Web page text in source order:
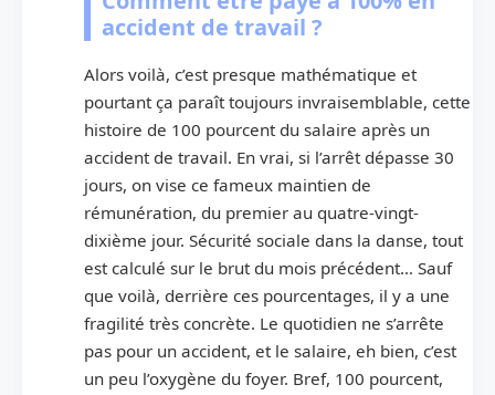
accident de travail ?
Alors voilà, c’est presque mathématique et
pourtant ça paraît toujours invraisemblable, cette
histoire de 100 pourcent du salaire après un
accident de travail. En vrai, si l’arrêt dépasse 30
jours, on vise ce fameux maintien de
rémunération, du premier au quatre-vingt-
dixième jour. Sécurité sociale dans la danse, tout
est calculé sur le brut du mois précédent… Sauf
que voilà, derrière ces pourcentages, il y a une
fragilité très concrète. Le quotidien ne s’arrête
pas pour un accident, et le salaire, eh bien, c’est
un peu l’oxygène du foyer. Bref, 100 pourcent,